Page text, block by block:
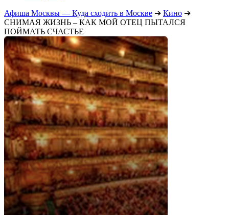
Афиша Москвы — Куда сходить в Москве ➔ Кино ➔
СНИМАЯ ЖИЗНЬ – КАК МОЙ ОТЕЦ ПЫТАЛСЯ
ПОЙМАТЬ СЧАСТЬЕ